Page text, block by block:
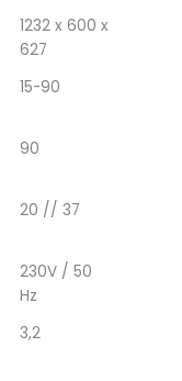
1232 x 600 x
627
15-90
90
20 // 37
230V / 50
Hz
3,2